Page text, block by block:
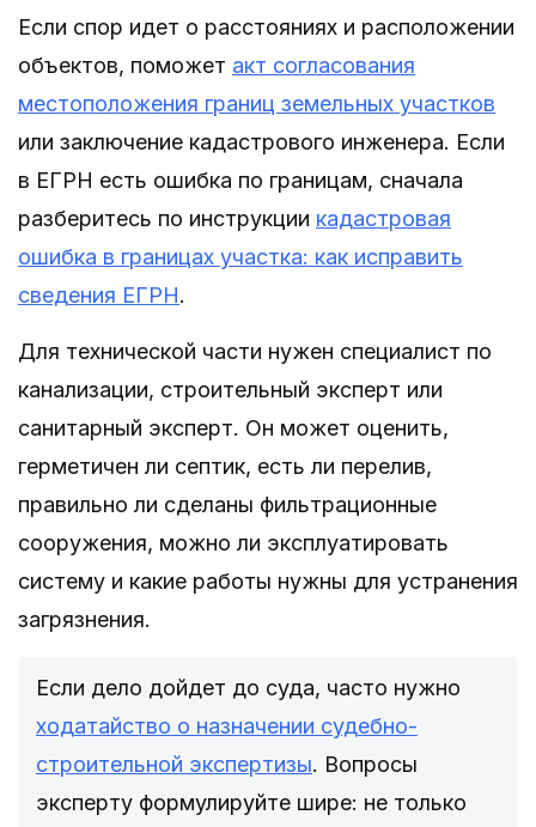
Если спор идет о расстояниях и расположении
объектов, поможет акт согласования
местоположения границ земельных участков
или заключение кадастрового инженера. Если
в ЕГРН есть ошибка по границам, сначала
разберитесь по инструкции кадастровая
ошибка в границах участка: как исправить
сведения ЕГРН.
Для технической части нужен специалист по
канализации, строительный эксперт или
санитарный эксперт. Он может оценить,
герметичен ли септик, есть ли перелив,
правильно ли сделаны фильтрационные
сооружения, можно ли эксплуатировать
систему и какие работы нужны для устранения
загрязнения.
Если дело дойдет до суда, часто нужно
ходатайство о назначении судебно-
строительной экспертизы. Вопросы
эксперту формулируйте шире: не только